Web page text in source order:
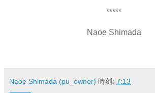
*****
Naoe Shimada
Naoe Shimada (pu_owner) 時刻: 7:13